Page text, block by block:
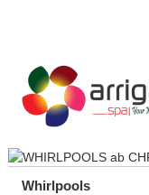
Whirlpools